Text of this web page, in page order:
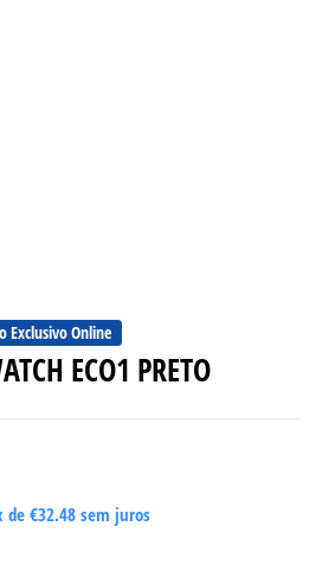
Exclusivo Online
ECO1 PRETO
de€32.48sem juros